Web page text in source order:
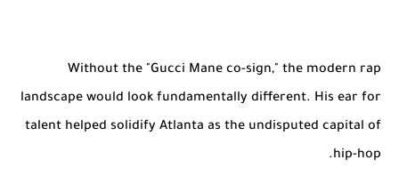
Without the "Gucci Mane co-sign," the modern rap
landscape would look fundamentally different. His ear for
talent helped solidify Atlanta as the undisputed capital of
hip-hop.